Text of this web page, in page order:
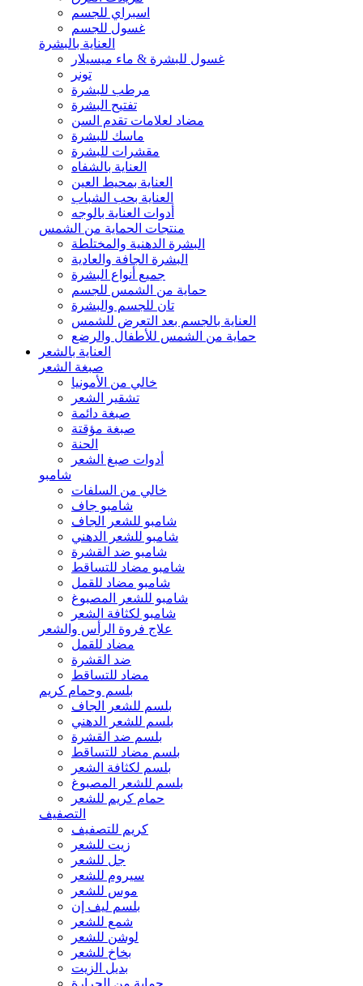
اسبراي للجسم
غسول للجسم
العناية بالبشرة
غسول للبشرة & ماء ميسيلار
تونر
مرطب للبشرة
تفتيح البشرة
مضاد لعلامات تقدم السن
ماسك للبشرة
مقشرات للبشرة
العناية بالشفاه
العناية بمحيط العين
العناية بحب الشباب
أدوات العناية بالوجه
منتجات الحماية من الشمس
البشرة الدهنية والمختلطة
البشرة الجافة والعادية
جميع أنواع البشرة
حماية من الشمس للجسم
تان للجسم والبشرة
العناية بالجسم بعد التعرض للشمس
حماية من الشمس للأطفال والرضع
العناية بالشعر
صبغة الشعر
خالي من الأمونيا
تشقير الشعر
صبغة دائمة
صبغة مؤقتة
الحنة
أدوات صبغ الشعر
شامبو
خالي من السلفات
شامبو جاف
شامبو للشعر الجاف
شامبو للشعر الدهني
شامبو ضد القشرة
شامبو مضاد للتساقط
شامبو مضاد للقمل
شامبو للشعر المصبوغ
شامبو لكثافة الشعر
علاج فروة الرأس والشعر
مضاد للقمل
ضد القشرة
مضاد للتساقط
بلسم وحمام كريم
بلسم للشعر الجاف
بلسم للشعر الدهني
بلسم ضد القشرة
بلسم مضاد للتساقط
بلسم لكثافة الشعر
بلسم للشعر المصبوغ
حمام كريم للشعر
التصفيف
كريم للتصفيف
زيت للشعر
جل للشعر
سيروم للشعر
موس للشعر
بلسم ليف إن
شمع للشعر
لوشن للشعر
بخاخ للشعر
بديل الزيت
حماية من الحرارة